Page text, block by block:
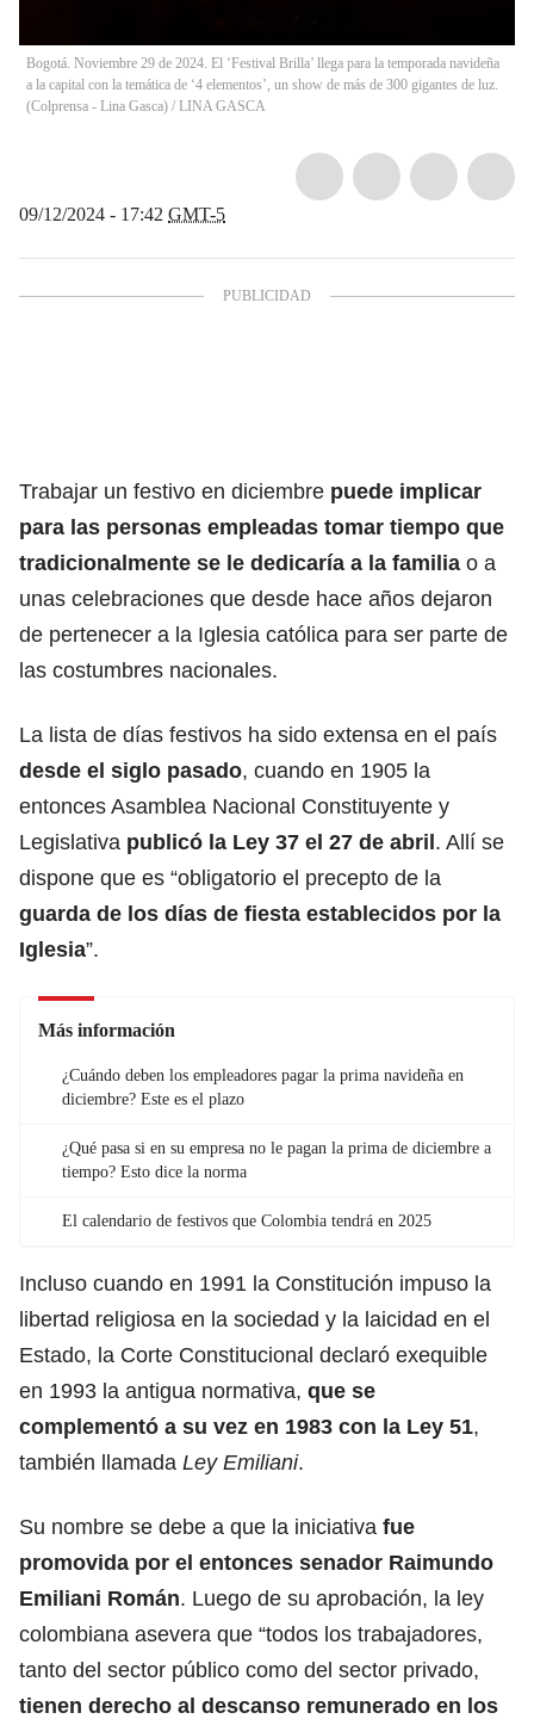
Bogotá. Noviembre 29 de 2024. El ‘Festival Brilla’ llega para la temporada navideña
a la capital con la temática de ‘4 elementos’, un show de más de 300 gigantes de luz.
(Colprensa - Lina Gasca) / LINA GASCA
09/12/2024 - 17:42 GMT-5
Trabajar un festivo en diciembre puede implicar
para las personas empleadas tomar tiempo que
tradicionalmente se le dedicaría a la familia o a
unas celebraciones que desde hace años dejaron
de pertenecer a la Iglesia católica para ser parte de
las costumbres nacionales.
La lista de días festivos ha sido extensa en el país
desde el siglo pasado, cuando en 1905 la
entonces Asamblea Nacional Constituyente y
Legislativa publicó la Ley 37 el 27 de abril. Allí se
dispone que es “obligatorio el precepto de la
guarda de los días de fiesta establecidos por la
Iglesia”.
Más información
¿Cuándo deben los empleadores pagar la prima navideña en
diciembre? Este es el plazo
¿Qué pasa si en su empresa no le pagan la prima de diciembre a
tiempo? Esto dice la norma
El calendario de festivos que Colombia tendrá en 2025
Incluso cuando en 1991 la Constitución impuso la
libertad religiosa en la sociedad y la laicidad en el
Estado, la Corte Constitucional declaró exequible
en 1993 la antigua normativa, que se
complementó a su vez en 1983 con la Ley 51,
también llamada Ley Emiliani.
Su nombre se debe a que la iniciativa fue
promovida por el entonces senador Raimundo
Emiliani Román. Luego de su aprobación, la ley
colombiana asevera que “todos los trabajadores,
tanto del sector público como del sector privado,
tienen derecho al descanso remunerado en los